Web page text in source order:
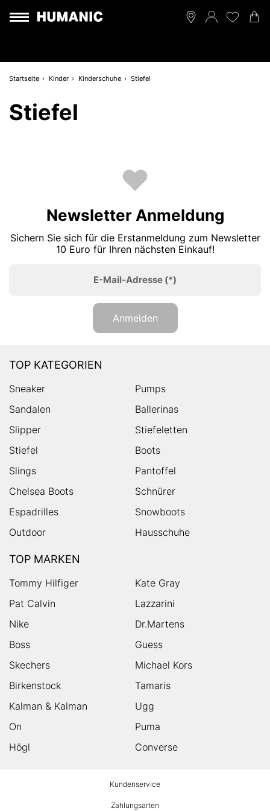
Startseite Kinder Kinderschuhe Stiefel
Stiefel
Newsletter Anmeldung
Sichern Sie sich für die Erstanmeldung zum Newsletter
10 Euro für Ihren nächsten Einkauf!
E-Mail-Adresse (*)
Anmelden
TOP KATEGORIEN
Sneaker
Pumps
Sandalen
Ballerinas
Slipper
Stiefeletten
Stiefel
Boots
Slings
Pantoffel
Chelsea Boots
Schnürer
Espadrilles
Snowboots
Outdoor
Hausschuhe
TOP MARKEN
Tommy Hilfiger
Kate Gray
Pat Calvin
Lazzarini
Nike
Dr.Martens
Boss
Guess
Skechers
Michael Kors
Birkenstock
Tamaris
Kalman & Kalman
Ugg
On
Puma
Högl
Converse
Kundenservice
Zahlungsarten